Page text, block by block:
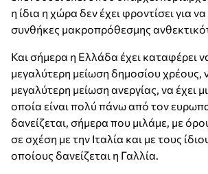
η ίδια η χώρα δεν έχει φροντίσει για
συνθήκες μακροπρόθεσμης
Και σήμερα η Ελλάδα έχει καταφέρει
μεγαλύτερη μείωση δημοσίου χρέους,
μεγαλύτερη μείωση ανεργίας, να έχει
οποία είναι πολύ πάνω από τον
δανείζεται, σήμερα που μιλάμε, με
σε σχέση με την Ιταλία και με τους
οποίους δανείζεται η Γαλλία.